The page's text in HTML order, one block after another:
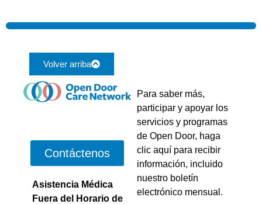
Volver arriba
Contáctenos
Asistencia Médica
Fuera del Horario de
Para saber más,
participar y apoyar los
servicios y programas
de Open Door, haga
clic aquí para recibir
información, incluido
nuestro boletín
electrónico mensual.